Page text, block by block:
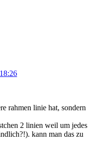
rahmen linie hat, sondern
2 linien weil um jedes
kann man das zu